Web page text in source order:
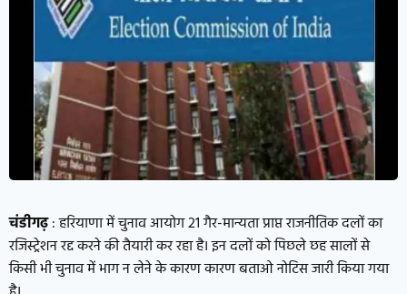
चंडीगढ़: हरियाणा में चुनाव आयोग 21 गैर-मान्यता प्राप्त राजनीतिक दलों का
रजिस्ट्रेशन रद्द करने की तैयारी कर रहा है। इन दलों को पिछले छह सालों से
किसी भी चुनाव में भाग न लेने के कारण कारण बताओ नोटिस जारी किया गया